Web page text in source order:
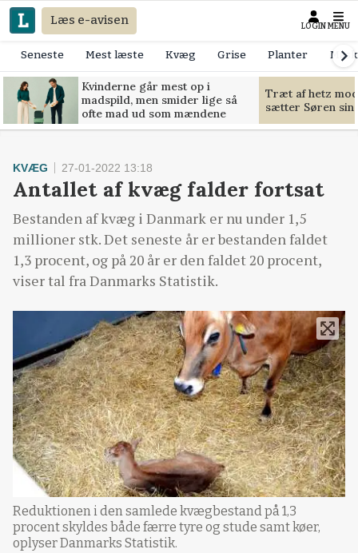
Læs e-avisen LOGIN MENU
Seneste Mest læste Kvæg Grise Planter
Kvinderne går mest op i
madspild, men smider lige så
ofte mad ud som mændene
Træt af hetz
sætter Søren
KVÆG 27-01-2022 13:18
Antallet af kvæg falder fortsat
Bestanden af kvæg i Danmark er nu under 1,5
millioner stk. Det seneste år er bestanden faldet
1,3 procent, og på 20 år er den faldet 20 procent,
viser tal fra Danmarks Statistik.
Reduktionen i den samlede kvægbestand på 1,3
procent skyldes både færre tyre og stude samt køer,
oplyser Danmarks Statistik.